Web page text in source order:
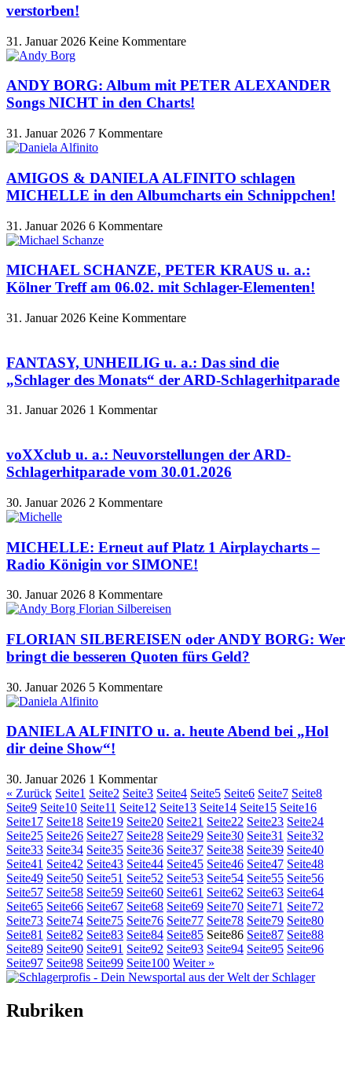
verstorben!
31. Januar 2026 Keine Kommentare
ANDY BORG: Album mit PETER ALEXANDER
Songs NICHT in den Charts!
31. Januar 2026 7 Kommentare
AMIGOS & DANIELA ALFINITO schlagen
MICHELLE in den Albumcharts ein Schnippchen!
31. Januar 2026 6 Kommentare
MICHAEL SCHANZE, PETER KRAUS u. a.:
Kölner Treff am 06.02. mit Schlager-Elementen!
31. Januar 2026 Keine Kommentare
FANTASY, UNHEILIG u. a.: Das sind die
„Schlager des Monats“ der ARD-Schlagerhitparade
31. Januar 2026 1 Kommentar
voXXclub u. a.: Neuvorstellungen der ARD-
Schlagerhitparade vom 30.01.2026
30. Januar 2026 2 Kommentare
MICHELLE: Erneut auf Platz 1 Airplaycharts –
Radio Königin vor SIMONE!
30. Januar 2026 8 Kommentare
FLORIAN SILBEREISEN oder ANDY BORG: Wer
bringt die besseren Quoten fürs Geld?
30. Januar 2026 5 Kommentare
DANIELA ALFINITO u. a. heute Abend bei „Hol
dir deine Show“!
30. Januar 2026 1 Kommentar
« Zurück Seite1 Seite2 Seite3 Seite4 Seite5 Seite6 Seite7 Seite8
Seite9 Seite10 Seite11 Seite12 Seite13 Seite14 Seite15 Seite16
Seite17 Seite18 Seite19 Seite20 Seite21 Seite22 Seite23 Seite24
Seite25 Seite26 Seite27 Seite28 Seite29 Seite30 Seite31 Seite32
Seite33 Seite34 Seite35 Seite36 Seite37 Seite38 Seite39 Seite40
Seite41 Seite42 Seite43 Seite44 Seite45 Seite46 Seite47 Seite48
Seite49 Seite50 Seite51 Seite52 Seite53 Seite54 Seite55 Seite56
Seite57 Seite58 Seite59 Seite60 Seite61 Seite62 Seite63 Seite64
Seite65 Seite66 Seite67 Seite68 Seite69 Seite70 Seite71 Seite72
Seite73 Seite74 Seite75 Seite76 Seite77 Seite78 Seite79 Seite80
Seite81 Seite82 Seite83 Seite84 Seite85 Seite86 Seite87 Seite88
Seite89 Seite90 Seite91 Seite92 Seite93 Seite94 Seite95 Seite96
Seite97 Seite98 Seite99 Seite100 Weiter »
Rubriken